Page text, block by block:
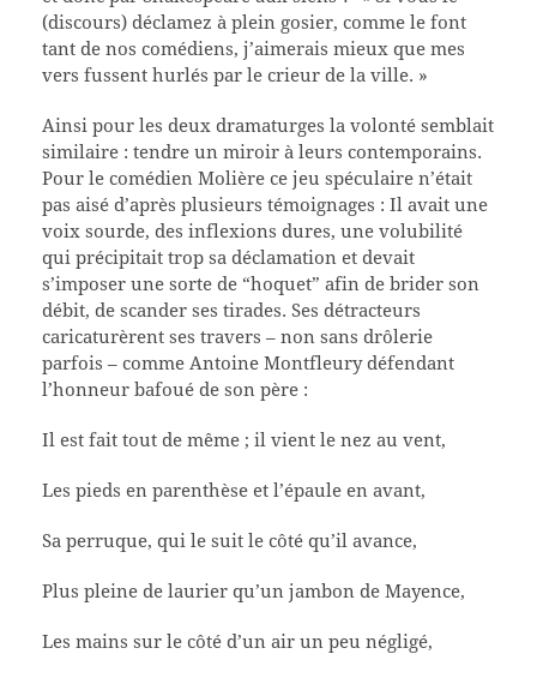
(discours) déclamez à plein gosier, comme le font
tant de nos comédiens, j’aimerais mieux que mes
vers fussent hurlés par le crieur de la ville. »
Ainsi pour les deux dramaturges la volonté semblait
similaire : tendre un miroir à leurs contemporains.
Pour le comédien Molière ce jeu spéculaire n’était
pas aisé d’après plusieurs témoignages : Il avait une
voix sourde, des inflexions dures, une volubilité
qui précipitait trop sa déclamation et devait
s’imposer une sorte de “hoquet” afin de brider son
débit, de scander ses tirades. Ses détracteurs
caricaturèrent ses travers – non sans drôlerie
parfois – comme Antoine Montfleury défendant
l’honneur bafoué de son père :
Il est fait tout de même ; il vient le nez au vent,
Les pieds en parenthèse et l’épaule en avant,
Sa perruque, qui le suit le côté qu’il avance,
Plus pleine de laurier qu’un jambon de Mayence,
Les mains sur le côté d’un air un peu négligé,